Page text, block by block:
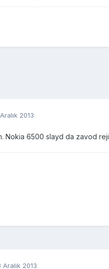
2013
Nokia 6500 slayd da zavod
Aralık 2013